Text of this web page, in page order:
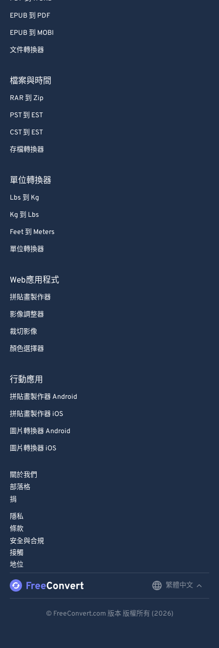
EPUB 到 PDF
EPUB 到 MOBI
文件轉換器
檔案與時間
RAR 到 Zip
PST 到 EST
CST 到 EST
存檔轉換器
單位轉換器
Lbs 到 Kg
Kg 到 Lbs
Feet 到 Meters
單位轉換器
Web應用程式
拼貼畫製作器
影像調整器
裁切影像
顏色選擇器
行動應用
拼貼畫製作器 Android
拼貼畫製作器 iOS
圖片轉換器 Android
圖片轉換器 iOS
關於我們
部落格
捐
隱私
條款
安全與合規
接觸
地位
繁體中文
© FreeConvert.com 版本 版權所有 (2026)